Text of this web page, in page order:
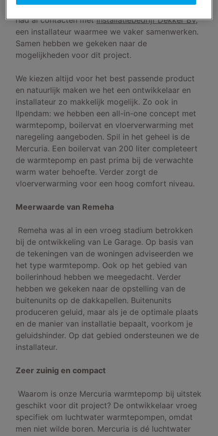
bouwteam had gevormd, benaderde Remeha en
had al contacten metInstallatiebedrijf Dekker BV,
een installateur waarmee we vaker samenwerken.
Samen hebben we gekeken naar de
mogelijkheden voor dit project.
We kiezen altijd voor het best passende product
en natuurlijk maken we het een ontwikkelaar en
installateur zo makkelijk mogelijk. Zo ook in
Ilpendam: we hebben een all-in-one concept met
warmtepomp, boilervat en vloerverwarming met
naregeling aangeboden. Spil in het geheel is de
Mercuria. Een boilervat van 200 liter completeert
de warmtepomp en past prima bij de verwachte
warm water behoefte. Verder zorgt de
vloerverwarming voor een hoog comfort niveau.
Meerwaarde van Remeha
Remeha was al in een vroeg stadium betrokken
bij de ontwikkeling van Le Garage. Op basis van
de tekeningen van de woningen adviseerden we
het type warmtepomp. Ook op het gebied van
boilerinhoud hebben we meegedacht. Verder
hebben we gekeken naar de opstelling van de
buitenunits op de dakkapellen. Buitenunits
produceren geluid, maar als je de optimale plaats
en de manier van installatie bepaalt, voorkom je
geluidshinder. Op dat gebied ondersteunen we de
installateur.
Zeer zuinig en compact
Waarom is onze Mercuria warmtepomp bij uitstek
geschikt voor dit project? De ontwikkelaar vroeg
specifiek om luchtwater warmtepompen, omdat
men niet wilde boren. Mercuria is dé luchtwater